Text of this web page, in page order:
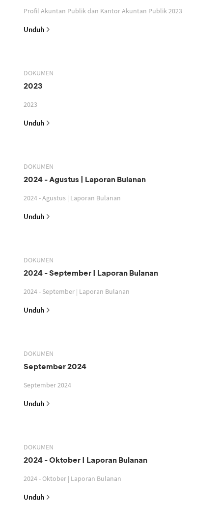
Profil Akuntan Publik dan Kantor Akuntan Publik 2023
Unduh
DOKUMEN
2023
2023
Unduh
DOKUMEN
2024 - Agustus | Laporan Bulanan
2024 - Agustus | Laporan Bulanan
Unduh
DOKUMEN
2024 - September | Laporan Bulanan
2024 - September | Laporan Bulanan
Unduh
DOKUMEN
September 2024
September 2024
Unduh
DOKUMEN
2024 - Oktober | Laporan Bulanan
2024 - Oktober | Laporan Bulanan
Unduh